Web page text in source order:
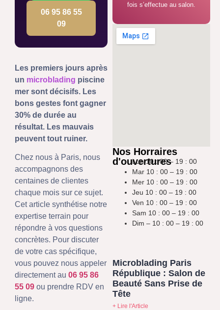
06 95 86 55
09
Les premiers jours après
un microblading piscine
mer sont décisifs. Les
bons gestes font gagner
30% de durée au
résultat. Les mauvais
peuvent tout ruiner.
Chez nous à Paris, nous
accompagnons des
centaines de clientes
chaque mois sur ce sujet.
Cet article synthétise notre
expertise terrain pour
répondre à vos questions
concrètes. Pour discuter
de votre cas spécifique,
vous pouvez nous appeler
directement au 06 95 86
55 09 ou prendre RDV en
ligne.
fois s’effectue au salon.
Nos Horraires
d'ouvertures
Lun 10 : 00 – 19 : 00
Mar 10 : 00 – 19 : 00
Mer 10 : 00 – 19 : 00
Jeu 10 : 00 – 19 : 00
Ven 10 : 00 – 19 : 00
Sam 10 : 00 – 19 : 00
Dim – 10 : 00 – 19 : 00
Microblading Paris
République : Salon de
Beauté Sans Prise de
Tête
+ Lire l'Article